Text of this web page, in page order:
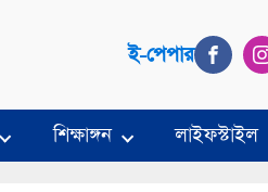
ই-পেপার
শিক্ষাঙ্গন লাইফস্টাইল